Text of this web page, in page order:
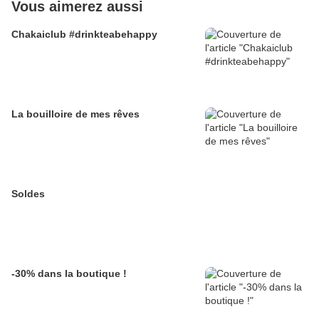
Vous aimerez aussi
Chakaiclub #drinkteabehappy
La bouilloire de mes rêves
Soldes
-30% dans la boutique !